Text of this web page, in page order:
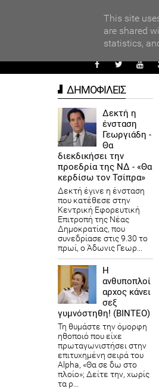
ΔΗΜΟΦΙΛΕΙΣ
Δεκτή η
ένσταση
Γεωργιάδη -
Θα
διεκδικήσει την
προεδρία της ΝΔ - «Θα
κερδίσω τον Τσίπρα»
Δεκτή έγινε η ένσταση
που κατέθεσε στην
Κεντρική Εφορευτική
Επιτροπή της Νέας
Δημοκρατίας, που
συνεδρίασε στις 9.30 το
πρωί, ο Άδωνις Γεωρ...
Η
ανθυποπλοί
αρχος κάνει
σεξ
γυμνόστηθη! (ΒΙΝΤΕΟ)
Τη θυμάστε την όμορφη
ηθοποιό που είχε
πρωταγωνιστήσει στην
επιτυχημένη σειρά του
Alpha, «Θα σε δω στο
πλοίο»; Δείτε την, χωρίς
τα ρ...
This site
are shared
statistics,